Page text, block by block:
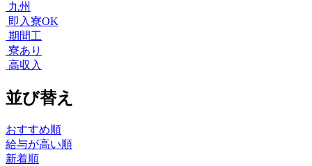
九州
即入寮OK
期間工
寮あり
高収入
並び替え
おすすめ順
給与が高い順
新着順